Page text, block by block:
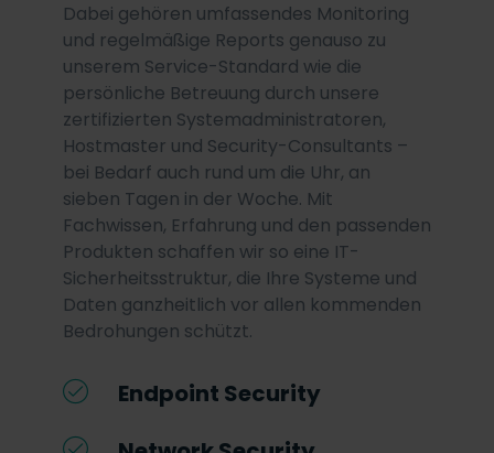
Dabei gehören umfassendes Monitoring
und regelmäßige Reports genauso zu
unserem Service-Standard wie die
persönliche Betreuung durch unsere
zertifizierten Systemadministratoren,
Hostmaster und Security-Consultants –
bei Bedarf auch rund um die Uhr, an
sieben Tagen in der Woche. Mit
Fachwissen, Erfahrung und den passenden
Produkten schaffen wir so eine IT-
Sicherheitsstruktur, die Ihre Systeme und
Daten ganzheitlich vor allen kommenden
Bedrohungen schützt.
Endpoint Security